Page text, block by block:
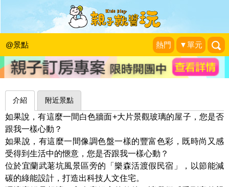
@景點 熱門 ▼單元
外型簡約、內在繽紛的綠能設計民宿～
宜蘭樂森活
魚兒 x 牽手明太子的「視」界旅行|2012-11-05
介紹 附近景點
如果說，有這麼一間白色牆面+大片景觀玻璃的屋子，您是否
跟我一樣心動？
如果說，有這麼一間像調色盤一樣的豐富色彩，既時尚又感
受得到生活中的愜意，您是否跟我一樣心動？
位於宜蘭武荖坑風景區旁的「樂森活渡假民宿」，以節能減
碳的綠能設計，打造出科技人文住宅。